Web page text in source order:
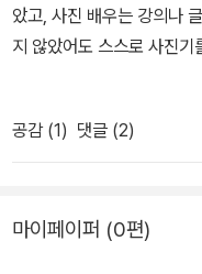
았고, 사진 배우는 강의나
지 않았어도 스스로 사진
이 아니기에, 나는 사진동
이나 글스승 또한 따로 없
찍고, 가장 즐기는 대로 글
보금자리에서 사진을 빚습
공감 (1) 댓글 (2)
마이페이퍼 (0편)